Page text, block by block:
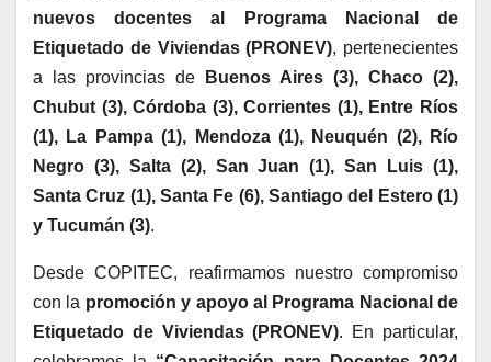
nuevos docentes al Programa Nacional de
Etiquetado de Viviendas (PRONEV), pertenecientes
a las provincias de
Buenos Aires (3), Chaco (2),
Chubut (3), Córdoba (3), Corrientes (1), Entre Ríos
(1), La Pampa (1), Mendoza (1), Neuquén (2), Río
Negro (3), Salta (2), San Juan (1), San Luis (1),
Santa Cruz (1), Santa Fe (6), Santiago del Estero (1)
y Tucumán (3).
Desde COPITEC, reafirmamos nuestro compromiso
con la promoción y apoyo al Programa Nacional de
Etiquetado de Viviendas (PRONEV). En particular,